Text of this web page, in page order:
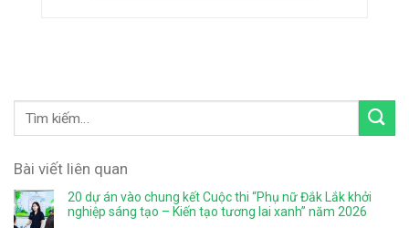
Bài viết liên quan
20 dự án vào chung kết Cuộc thi “Phụ nữ Đắk Lắk khởi
nghiệp sáng tạo – Kiến tạo tương lai xanh” năm 2026